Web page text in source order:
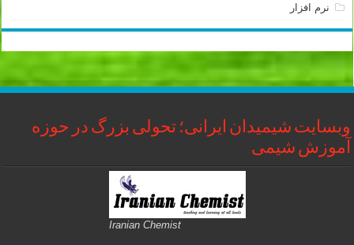
نرم افزار
وبسایت شیمیدان ایرانی؛ تحولی بزرگ در حوزه
آموزش شیمی
Iranian Chemist